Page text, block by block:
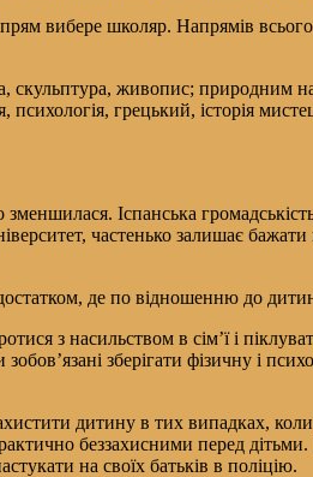
вибере школяр. Напрямів
живопис; природним
грецький, історія
Іспанська
частенько залишає
де по відношенню до
з насильством в сім’ї і
зберігати фізичну і
дитину в тих випадках,
беззахисними перед
на своїх батьків в поліцію.